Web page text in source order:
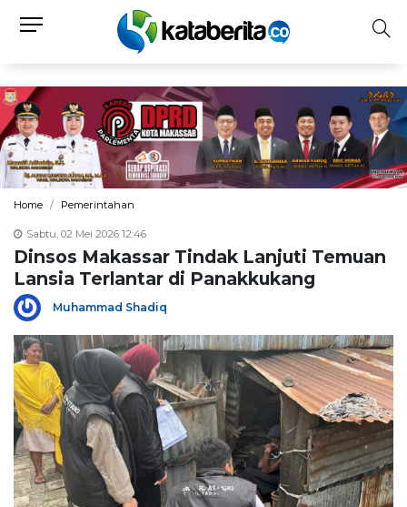
Home Pemerintahan
Sabtu, 02 Mei 2026 12:46
Dinsos Makassar Tindak Lanjuti Temuan
Lansia Terlantar di Panakkukang
Muhammad Shadiq